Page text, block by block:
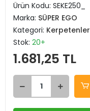
Ürün Kodu: SEKE250_
Marka: SÜPER EGO
Kategori: Kerpetenler
Stok: 20+
1.681,25 TL